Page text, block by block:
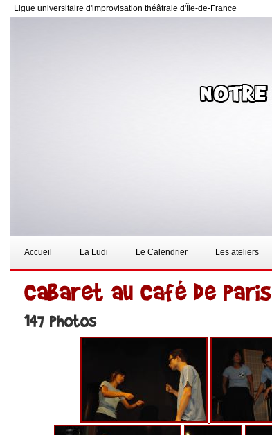
Ligue universitaire d'improvisation théâtrale d'Île-de-France
Accueil La Ludi Le Calendrier Les ateliers